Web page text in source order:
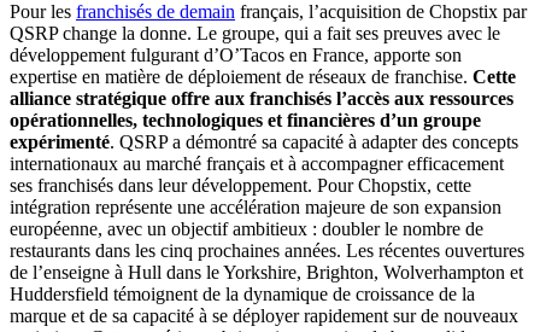
Pour les franchisés de demain français, l’acquisition de Chopstix par
QSRP change la donne. Le groupe, qui a fait ses preuves avec le
développement fulgurant d’O’Tacos en France, apporte son
expertise en matière de déploiement de réseaux de franchise. Cette
alliance stratégique offre aux franchisés l’accès aux ressources
opérationnelles, technologiques et financières d’un groupe
expérimenté. QSRP a démontré sa capacité à adapter des concepts
internationaux au marché français et à accompagner efficacement
ses franchisés dans leur développement. Pour Chopstix, cette
intégration représente une accélération majeure de son expansion
européenne, avec un objectif ambitieux : doubler le nombre de
restaurants dans les cinq prochaines années. Les récentes ouvertures
de l’enseigne à Hull dans le Yorkshire, Brighton, Wolverhampton et
Huddersfield témoignent de la dynamique de croissance de la
marque et de sa capacité à se déployer rapidement sur de nouveaux